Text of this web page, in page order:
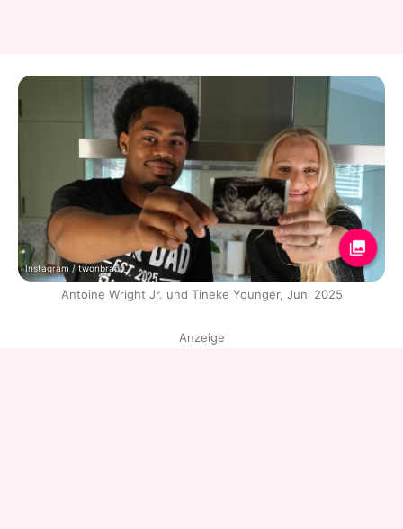
Instagram / twonbrady_
Antoine Wright Jr. und Tineke Younger, Juni 2025
Anzeige